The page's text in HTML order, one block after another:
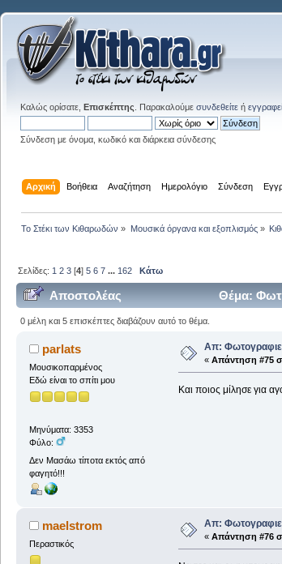
Καλώς ορίσατε, Επισκέπτης . Παρακαλούμε συνδεθείτε ή
Σύνδεση με όνομα, κωδικό και διάρκεια σύνδεσης
Αρχική Βοήθεια Αναζήτηση Ημερολόγιο Σύνδεση
Το Στέκι των Κιθαρωδών » Μουσικά όργανα και εξοπλισμός»
Σελίδες: 1 2 3 [4]5 6 7 ... 162 Κάτω
Αποστολέας Θέμα:
0 μέλη και 5 επισκέπτες διαβάζουν αυτό το θέμα.
parlats
Μουσικοπαρμένος
Εδώ είναι το σπίτι μου
Μηνύματα: 3353
Φύλο:
Δεν Μασάω τίποτα εκτός από
φαγητό!!!
Απ:
« Απάντηση #75
Και ποιος μίλησε για
maelstrom
Περαστικός
Απ:
« Απάντηση #76